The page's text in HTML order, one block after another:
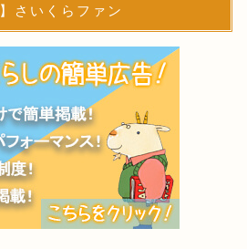
】さいくらファン